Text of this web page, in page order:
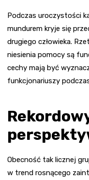
Podczas uroczystości
mundurem kryje się
drugiego człowieka.
niesienia pomocy są
cechy mają być
funkcjonariuszy
Obecność tak licznej
w trend rosnącego